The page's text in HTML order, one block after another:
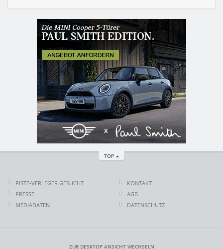
TOP
PISTE-VERLEGER GESUCHT
PRESSE
MEDIADATEN
KONTAKT
AGB
DATENSCHUTZ
ZUR DESKTOP ANSICHT WECHSELN